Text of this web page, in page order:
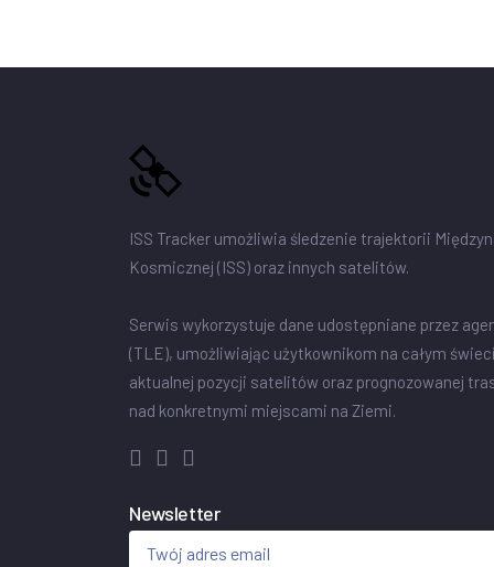
ISS Tracker umożliwia śledzenie trajektorii
Kosmicznej (ISS) oraz innych satelitów.
Serwis wykorzystuje dane udostępniane przez
(TLE), umożliwiając użytkownikom na całym
aktualnej pozycji satelitów oraz prognozowanej
nad konkretnymi miejscami na Ziemi.
Newsletter